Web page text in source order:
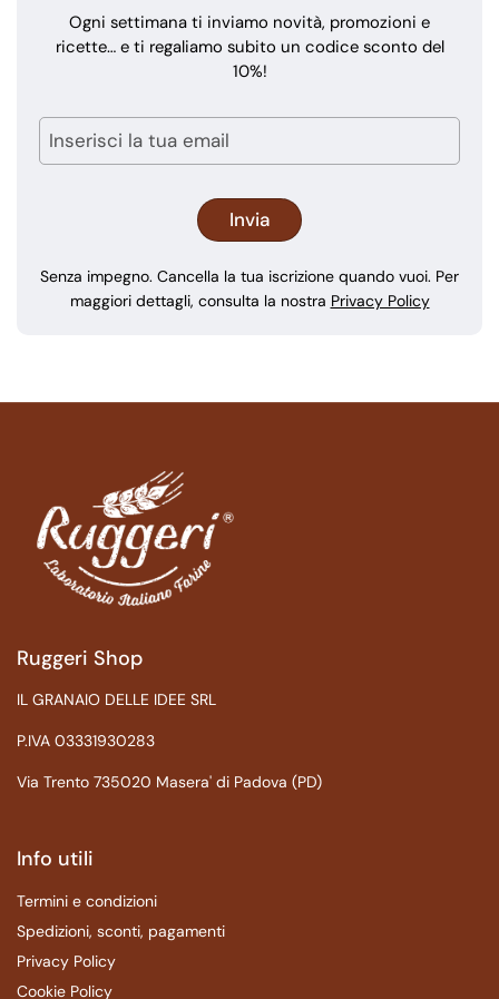
Ogni settimana ti inviamo novità, promozioni e
ricette… e ti regaliamo subito un codice sconto del
10%!
Senza impegno. Cancella la tua iscrizione quando vuoi. Per
maggiori dettagli, consulta la nostra Privacy Policy
Ruggeri Shop
IL GRANAIO DELLE IDEE SRL
P.IVA 03331930283
Via Trento 735020 Masera' di Padova (PD)
Info utili
Termini e condizioni
Spedizioni, sconti, pagamenti
Privacy Policy
Cookie Policy